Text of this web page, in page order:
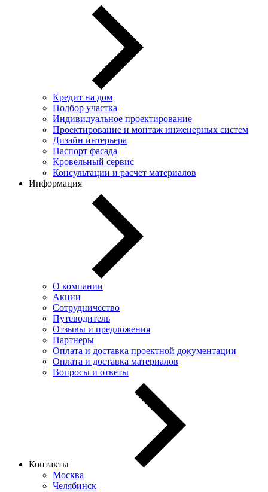
Кредит на дом
Подбор участка
Индивидуальное проектирование
Проектирование и монтаж инженерных систем
Дизайн интерьера
Паспорт фасада
Кровельный сервис
Консультации и расчет материалов
Информация
О компании
Акции
Сотрудничество
Путеводитель
Отзывы и предложения
Партнеры
Оплата и доставка проектной документации
Оплата и доставка материалов
Вопросы и ответы
Контакты
Москва
Челябинск